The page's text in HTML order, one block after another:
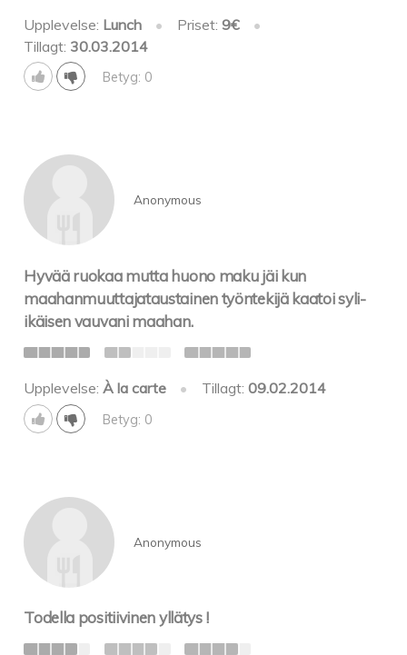
Upplevelse: Lunch • Priset: 9€
•
Tillagt: 30.03.2014
Betyg: 0
Anonymous
Hyvää ruokaa mutta huono maku jäi kun
maahanmuuttajataustainen työntekijä kaatoi syli-
ikäisen vauvani maahan.
Upplevelse:À la carte • Tillagt: 09.02.2014
Betyg: 0
Anonymous
Todella positiivinen yllätys !